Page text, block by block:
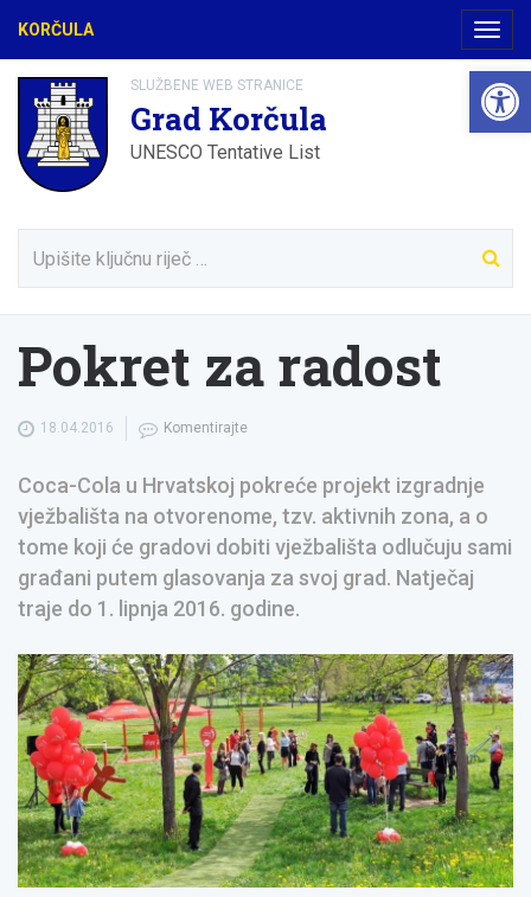
KORČULA
SLUŽBENE WEB STRANICE
Grad Korčula
UNESCO Tentative List
Pokret za radost
18.04.2016 Komentirajte
Coca-Cola u Hrvatskoj pokreće projekt izgradnje
vježbališta na otvorenome, tzv. aktivnih zona, a o
tome koji će gradovi dobiti vježbališta odlučuju sami
građani putem glasovanja za svoj grad. Natječaj
traje do 1. lipnja 2016. godine.